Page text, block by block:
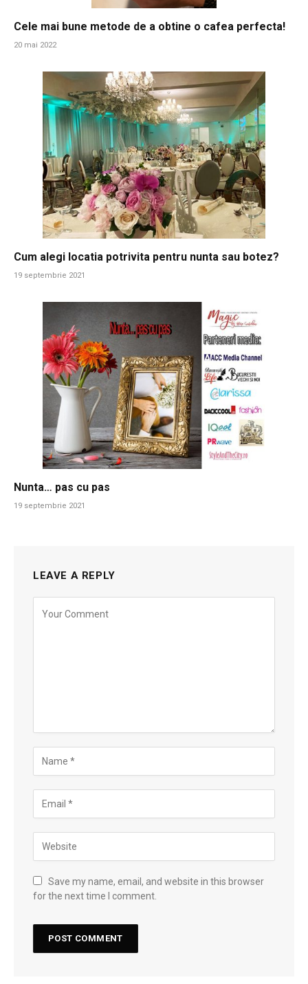
Cele mai bune metode de a obtine o cafea perfecta!
20 mai 2022
Cum alegi locatia potrivita pentru nunta sau botez?
19 septembrie 2021
Nunta… pas cu pas
19 septembrie 2021
LEAVE A REPLY
Save my name, email, and website in this browser
for the next time I comment.